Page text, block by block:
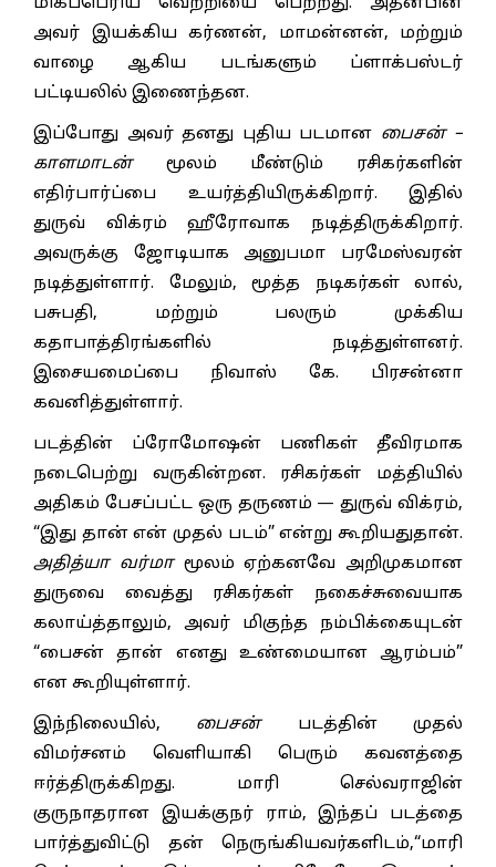
அவர் இயக்கிய கர்ணன், மாமன்னன், மற்றும்
வாழை ஆகிய படங்களும் ப்ளாக்பஸ்டர்
பட்டியலில் இணைந்தன.
இப்போது அவர் தனது புதிய படமான பைசன் –
காளமாடன்மூலம் மீண்டும் ரசிகர்களின்
எதிர்பார்ப்பை உயர்த்தியிருக்கிறார். இதில்
துருவ் விக்ரம் ஹீரோவாக நடித்திருக்கிறார்.
அவருக்கு ஜோடியாக அனுபமா பரமேஸ்வரன்
நடித்துள்ளார். மேலும், மூத்த நடிகர்கள் லால்,
பசுபதி, மற்றும் பலரும் முக்கிய
கதாபாத்திரங்களில் நடித்துள்ளனர்.
இசையமைப்பை நிவாஸ் கே. பிரசன்னா
கவனித்துள்ளார்.
படத்தின் ப்ரோமோஷன் பணிகள் தீவிரமாக
நடைபெற்று வருகின்றன. ரசிகர்கள் மத்தியில்
அதிகம் பேசப்பட்ட ஒரு தருணம் — துருவ் விக்ரம்,
“இது தான் என் முதல் படம்” என்று கூறியதுதான்.
அதித்யா வர்மாமூலம் ஏற்கனவே அறிமுகமான
துருவை வைத்து ரசிகர்கள் நகைச்சுவையாக
கலாய்த்தாலும், அவர் மிகுந்த நம்பிக்கையுடன்
“பைசன் தான் எனது உண்மையான ஆரம்பம்”
என கூறியுள்ளார்.
இந்நிலையில், பைசன்படத்தின் முதல்
விமர்சனம் வெளியாகி பெரும் கவனத்தை
ஈர்த்திருக்கிறது. மாரி செல்வராஜின்
குருநாதரான இயக்குநர் ராம், இந்தப் படத்தை
பார்த்துவிட்டு தன் நெருங்கியவர்களிடம்,“மாரி